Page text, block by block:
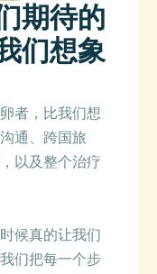
期待的
们想象
者，比我们想
通、跨国旅
以及整个治疗
候真的让我们
们把每一个步